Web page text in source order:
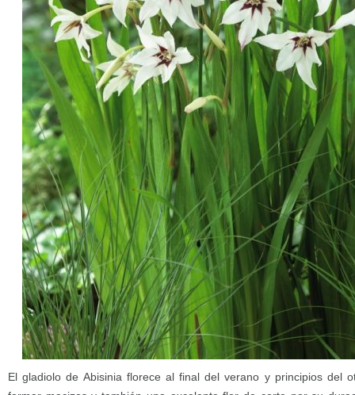
El gladiolo de Abisinia florece al final del verano y principios del